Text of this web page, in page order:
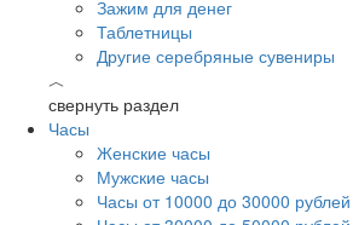
Зажим для денег
Таблетницы
Другие серебряные сувениры
︿
свернуть раздел
Часы
Женские часы
Мужские часы
Часы от 10000 до 30000 рублей